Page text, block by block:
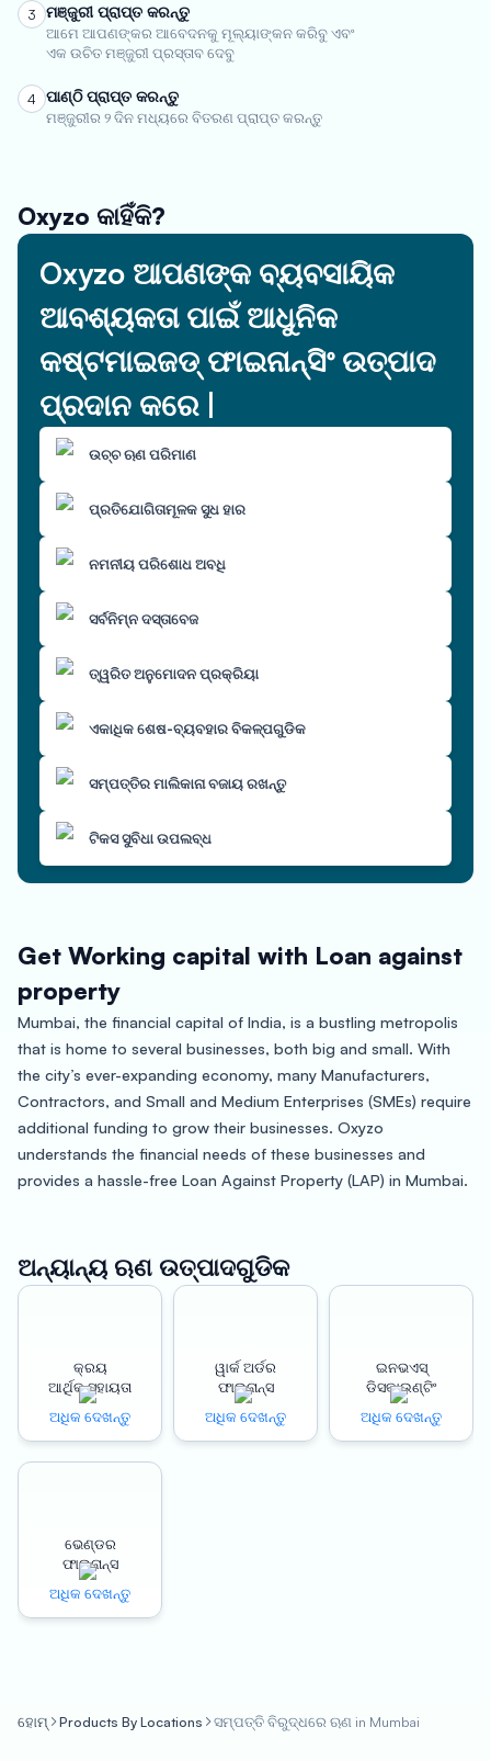
3 ମଞ୍ଜୁରୀ ପ୍ରାପ୍ତ କରନ୍ତୁ
ଆମେ ଆପଣଙ୍କର ଆବେଦନକୁ ମୂଲ୍ୟାଙ୍କନ କରିବୁ ଏବଂ
ଏକ ଉଚିତ ମଞ୍ଜୁରୀ ପ୍ରସ୍ତାବ ଦେବୁ
4 ପାଣ୍ଠି ପ୍ରାପ୍ତ କରନ୍ତୁ
ମଞ୍ଜୁରୀର ୨ ଦିନ ମଧ୍ୟରେ ବିତରଣ ପ୍ରାପ୍ତ କରନ୍ତୁ
Oxyzo କାହିଁକି?
Oxyzo ଆପଣଙ୍କ ବ୍ୟବସାୟିକ
ଆବଶ୍ୟକତା ପାଇଁ ଆଧୁନିକ
କଷ୍ଟମାଇଜଡ୍ ଫାଇନାନ୍ସିଂ ଉତ୍ପାଦ
ପ୍ରଦାନ କରେ |
ଉଚ୍ଚ ଋଣ ପରିମାଣ
ପ୍ରତିଯୋଗିତାମୂଳକ ସୁଧ ହାର
ନମନୀୟ ପରିଶୋଧ ଅବଧି
ସର୍ବନିମ୍ନ ଦସ୍ତାବେଜ
ତ୍ୱରିତ ଅନୁମୋଦନ ପ୍ରକ୍ରିୟା
ଏକାଧିକ ଶେଷ-ବ୍ୟବହାର ବିକଳ୍ପଗୁଡିକ
ସମ୍ପତ୍ତିର ମାଲିକାନା ବଜାୟ ରଖନ୍ତୁ
ଟିକସ ସୁବିଧା ଉପଲବ୍ଧ
Get Working capital with Loan against
property
Mumbai, the financial capital of India, is a bustling metropolis
that is home to several businesses, both big and small. With
the city’s ever-expanding economy, many Manufacturers,
Contractors, and Small and Medium Enterprises (SMEs) require
additional funding to grow their businesses. Oxyzo
understands the financial needs of these businesses and
provides a hassle-free Loan Against Property (LAP) in Mumbai.
Contractors, and SMEs who own a property and require funds
for their business needs. With Oxyzo’s LAP, borrowers can avail
than their property’s market value. The LAP interest rates
offered by Oxyzo are competitive and affordable, making it a
cost-effective way to finance their business.
Oxyzo’s LAP in Mumbai comes with a quick disbursal feature
businesses that require urgent funding to cater to their
business needs.
time and effort that would otherwise be spent on visiting the
ଅନ୍ୟାନ୍ୟ ଋଣ ଉତ୍ପାଦଗୁଡିକ
କ୍ରୟ
ଆର୍ଥିକ ସହାୟତା
ଅଧିକ ଦେଖନ୍ତୁ
ୱାର୍କ ଅର୍ଡର
ଫାଇନାନ୍ସ
ଅଧିକ ଦେଖନ୍ତୁ
ଇନଭଏସ୍
ଡିସକାଉଣ୍ଟିଂ
ଅଧିକ ଦେଖନ୍ତୁ
ଭେଣ୍ଡର
ଫାଇନାନ୍ସ
ଅଧିକ ଦେଖନ୍ତୁ
ହୋମ୍ Products By Locations ସମ୍ପତ୍ତି ବିରୁଦ୍ଧରେ ଋଣ in Mumbai